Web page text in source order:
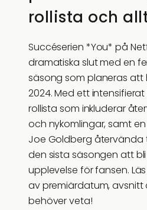
rollista och
Succéserien *You* på
dramatiska slut med en
säsong som planeras att
2024. Med ett
rollista som inkluderar
och nykomlingar, samt
Joe Goldberg återvända
den sista säsongen att
upplevelse för fansen.
av premiärdatum,
behöver veta!